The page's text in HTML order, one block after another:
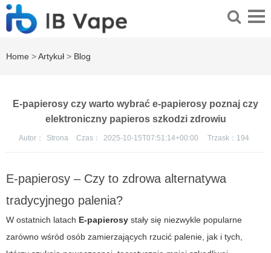
Home >Artykuł > Blog
E-papierosy czy warto wybrać e-papierosy poznaj czy
elektroniczny papieros szkodzi zdrowiu
Autor： Strona Czas： 2025-10-15T07:51:14+00:00 Trzask： 194
E-papierosy – Czy to zdrowa alternatywa
tradycyjnego palenia?
W ostatnich latach E-papierosy stały się niezwykle popularne
zarówno wśród osób zamierzających rzucić palenie, jak i tych,